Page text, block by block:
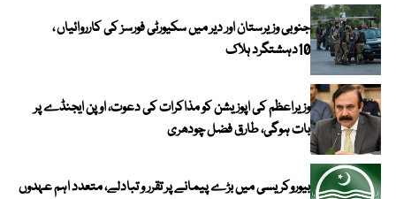
جنوبی وزیرستان اور دیر میں سکیورٹی فورسز کی کارروائیاں ،
10دہشتگرد ہلاک
وزیراعظم کی اپوزیشن کو مذاکرات کی دعوت، اوپن ایجنڈے پر
بات ہوگی، طارق فضل چودھری
بیوروکریسی میں بڑے پیمانے پر تقرر و تبادلے، متعدد اہم عہدوں